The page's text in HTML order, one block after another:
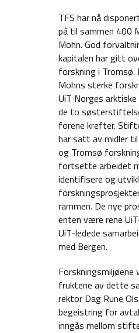
TFS har nå
på til sammen 400
Mohn. God
kapitalen har gitt
forskning i Tromsø.
Mohns sterke
UiT Norges
de to
forene krefter.
har satt av midler
og Tromsø
fortsette arbeidet
identifisere og
rammen. De nye
enten være rene
UiT-ledede
med Bergen.
Forskningsmiljøene
fruktene av dette
rektor Dag Rune
begeistring for
inngås mellom